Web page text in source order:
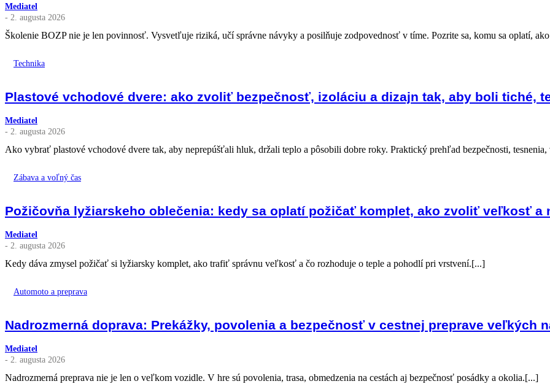
Mediatel
- 2. augusta 2026
Školenie BOZP nie je len povinnosť. Vysvetľuje riziká, učí správne návyky a posilňuje zodpovednosť v tíme. Pozrite sa, komu sa oplatí,
Technika
Plastové vchodové dvere: ako zvoliť bezpečnosť, izoláciu a dizajn tak, aby boli tiché,
Mediatel
- 2. augusta 2026
Ako vybrať plastové vchodové dvere tak, aby neprepúšťali hluk, držali teplo a pôsobili dobre roky. Praktický prehľad bezpečnosti,
Zábava a voľný čas
Požičovňa lyžiarskeho oblečenia: kedy sa oplatí požičať komplet, ako zvoliť veľkosť a
Mediatel
- 2. augusta 2026
Kedy dáva zmysel požičať si lyžiarsky komplet, ako trafiť správnu veľkosť a čo rozhoduje o teple a pohodlí pri vrstvení.[...]
Automoto a preprava
Nadrozmerná doprava: Prekážky, povolenia a bezpečnosť v cestnej preprave veľkých
Mediatel
- 2. augusta 2026
Nadrozmerná preprava nie je len o veľkom vozidle. V hre sú povolenia, trasa, obmedzenia na cestách aj bezpečnosť posádky a okolia.[...]